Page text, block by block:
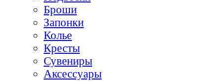
Броши
Запонки
Колье
Кресты
Сувениры
Аксессуары